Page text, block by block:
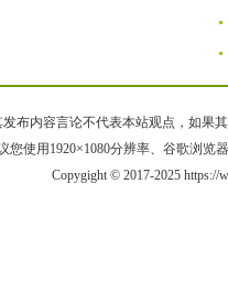
布内容言论不代表本站观点，如果
您使用1920×1080分辨率、谷歌浏览
Copygight © 2017-2025 https://